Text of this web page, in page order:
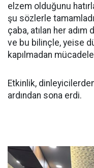
elzem olduğunu
şu sözlerle
çaba, atılan her
ve bu bilinçle, yeise
kapılmadan
Etkinlik,
ardından sona erdi.